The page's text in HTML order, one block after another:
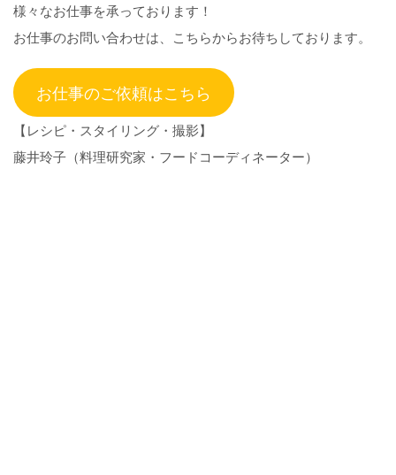
様々なお仕事を承っております！
お仕事のお問い合わせは、こちらからお待ちしております。
お仕事のご依頼はこちら
【レシピ・スタイリング・撮影】
藤井玲子（料理研究家・フードコーディネーター）